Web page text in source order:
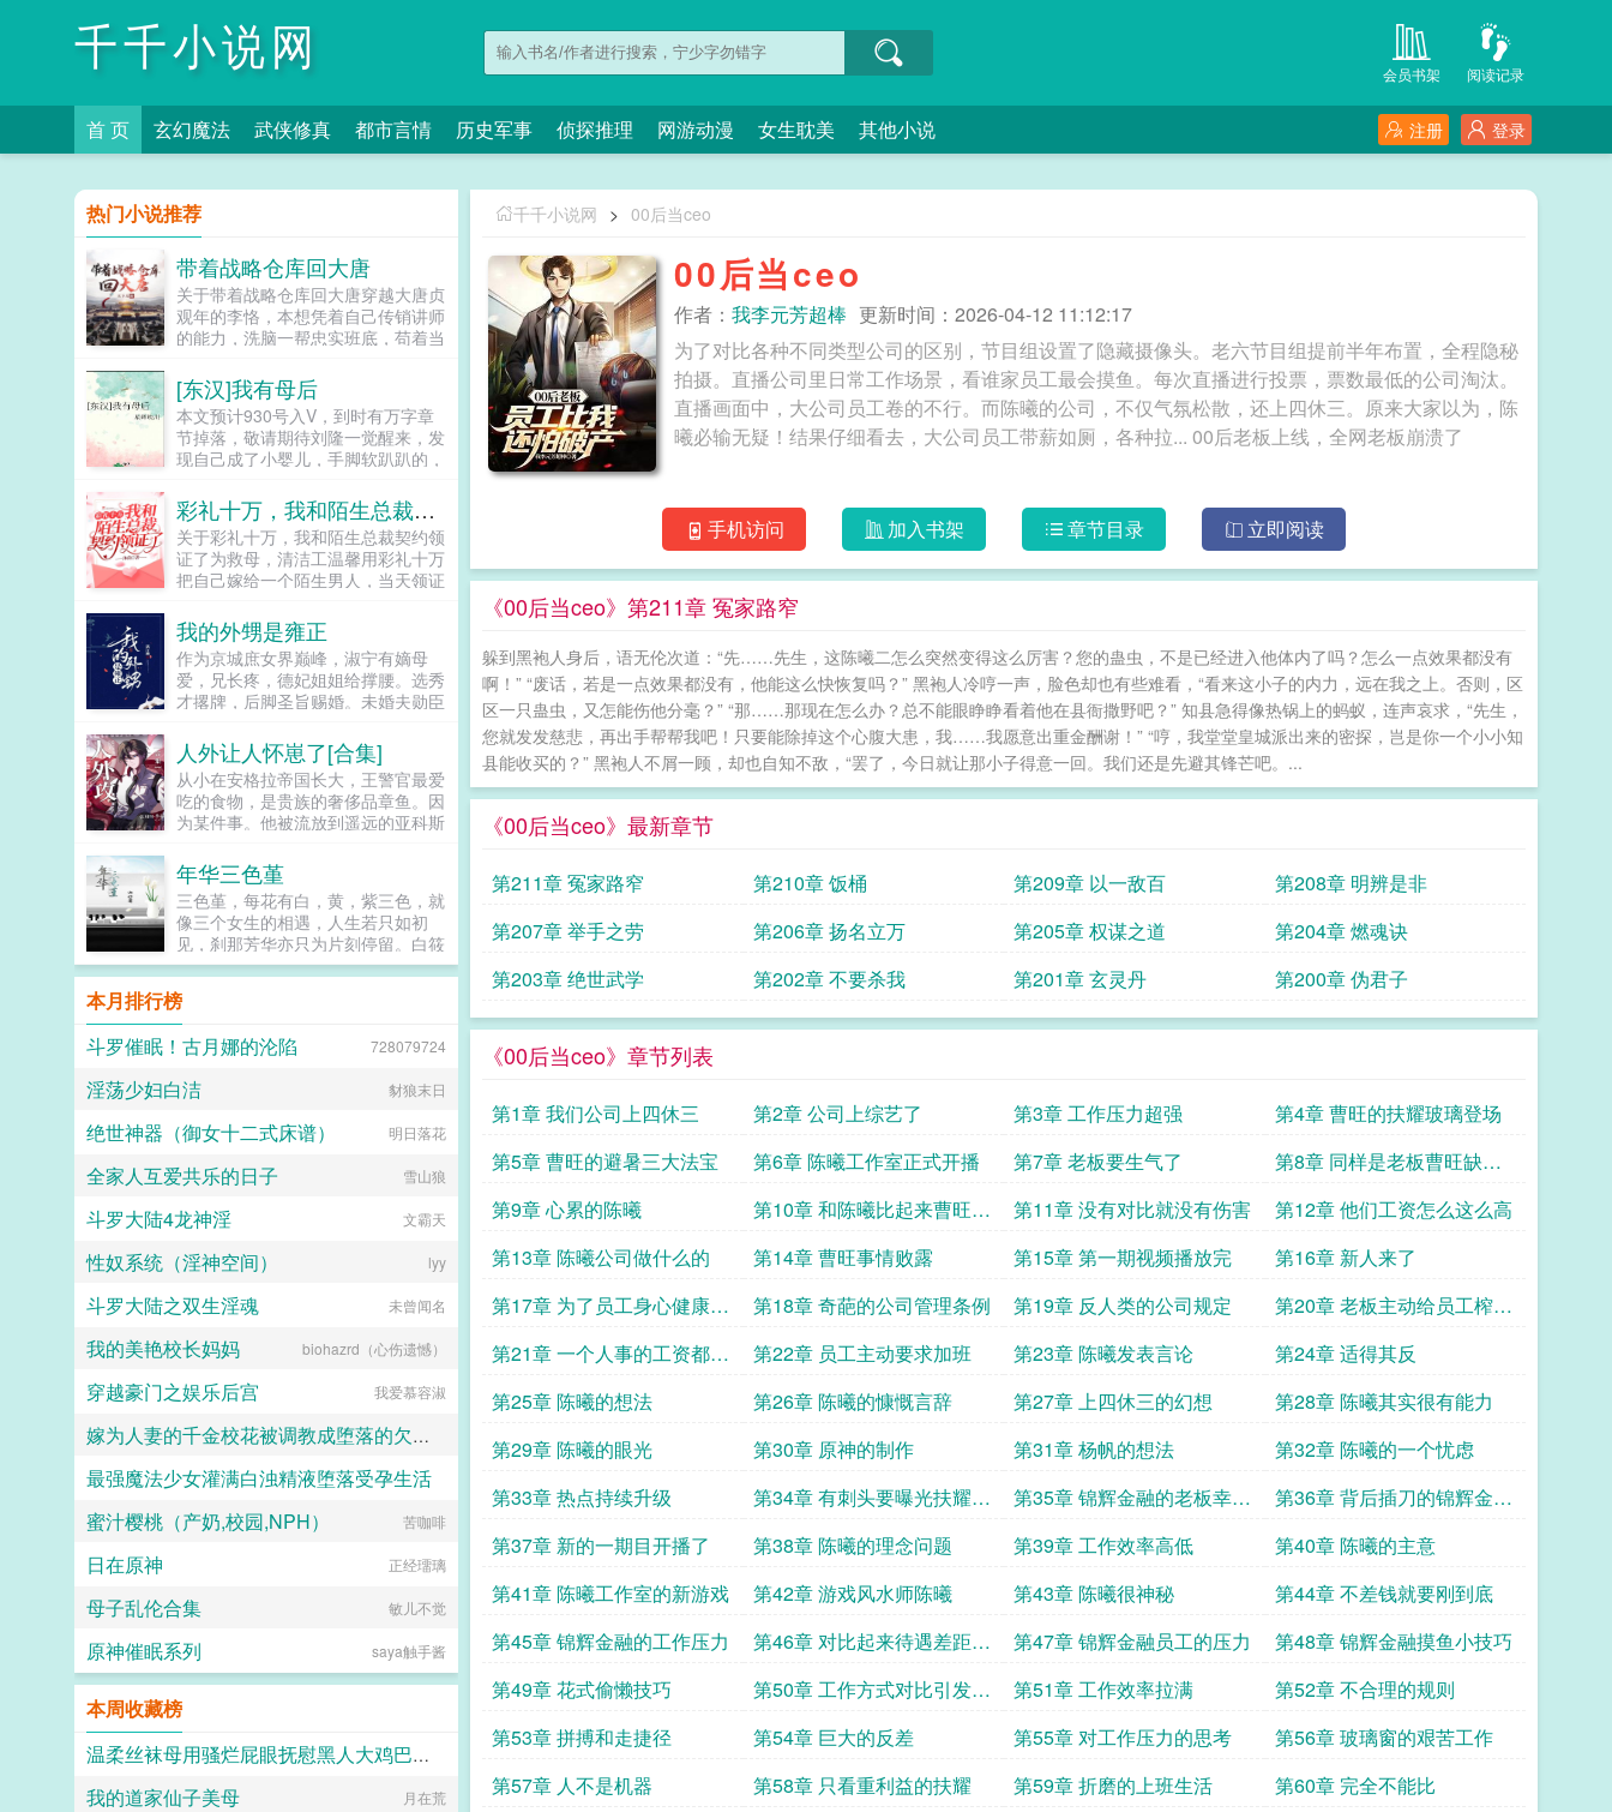
千千小说网 阅读记录
会员书架
首 页 玄幻魔法 武侠修真 都市言情 历史军事 侦探推理 网游动漫 女生耽美 其他小说 登录
注册
千千小说网 > 00后当ceo
00后当ceo
作者： 我李元芳超棒 更新时间：2026-04-12 11:12:17
为了对比各种不同类型公司的区别，节目组设置了隐藏摄像头。老六节目组提前半年布置，全程隐秘
拍摄。直播公司里日常工作场景，看谁家员工最会摸鱼。每次直播进行投票，票数最低的公司淘汰。
直播画面中，大公司员工卷的不行。而陈曦的公司，不仅气氛松散，还上四休三。原来大家以为，陈
曦必输无疑！结果仔细看去，大公司员工带薪如厕，各种拉... 00后老板上线，全网老板崩溃了
手机访问 加入书架 章节目录 立即阅读
《00后当ceo》第211章 冤家路窄
躲到黑袍人身后，语无伦次道：“先……先生，这陈曦二怎么突然变得这么厉害？您的蛊虫，不是已经进入他体内了吗？怎么一点效果都没有
啊！” “废话，若是一点效果都没有，他能这么快恢复吗？” 黑袍人冷哼一声，脸色却也有些难看，“看来这小子的内力，远在我之上。否则，区
区一只蛊虫，又怎能伤他分毫？” “那……那现在怎么办？总不能眼睁睁看着他在县衙撒野吧？” 知县急得像热锅上的蚂蚁，连声哀求，“先生，
您就发发慈悲，再出手帮帮我吧！只要能除掉这个心腹大患，我……我愿意出重金酬谢！” “哼，我堂堂皇城派出来的密探，岂是你一个小小知
县能收买的？” 黑袍人不屑一顾，却也自知不敌，“罢了，今日就让那小子得意一回。我们还是先避其锋芒吧。...
《00后当ceo》最新章节
第211章 冤家路窄 第210章 饭桶 第209章 以一敌百
第208章 明辨是非
第207章 举手之劳
第206章 扬名立万 第205章 权谋之道
第204章 燃魂诀
第203章 绝世武学
第202章 不要杀我 第201章 玄灵丹 第200章 伪君子
《00后当ceo》章节列表
第1章 我们公司上四休三 第2章 公司上综艺了 第3章 工作压力超强
第4章 曹旺的扶耀玻璃登场
第5章 曹旺的避暑三大法宝
第6章 陈曦工作室正式开播 第7章 老板要生气了
第8章 同样是老板曹旺缺了
德
第9章 心累的陈曦
第10章 和陈曦比起来曹旺简
直不是人
第11章 没有对比就没有伤害
第12章 他们工资怎么这么高
第13章 陈曦公司做什么的
第14章 曹旺事情败露 第15章 第一期视频播放完
第16章 新人来了
第17章 为了员工身心健康不
允许加班
第18章 奇葩的公司管理条例 第19章 反人类的公司规定
第20章 老板主动给员工榨果
汁
第21章 一个人事的工资都这
么高
第22章 员工主动要求加班 第23章 陈曦发表言论
第24章 适得其反
第25章 陈曦的想法
第26章 陈曦的慷慨言辞 第27章 上四休三的幻想
第28章 陈曦其实很有能力
第29章 陈曦的眼光
第30章 原神的制作 第31章 杨帆的想法
第32章 陈曦的一个忧虑
第33章 热点持续升级
第34章 有刺头要曝光扶耀玻
璃
第35章 锦辉金融的老板幸灾
乐祸曹旺
第36章 背后插刀的锦辉金融
老板
第37章 新的一期目开播了 第38章 陈曦的理念问题 第39章 工作效率高低
第40章 陈曦的主意
第41章 陈曦工作室的新游戏
第42章 游戏风水师陈曦 第43章 陈曦很神秘
第44章 不差钱就要刚到底
第45章 锦辉金融的工作压力
第46章 对比起来待遇差距太
大
第47章 锦辉金融员工的压力
第48章 锦辉金融摸鱼小技巧
第49章 花式偷懒技巧
第50章 工作方式对比引发的
思考
第51章 工作效率拉满
第52章 不合理的规则
第53章 拼搏和走捷径
第54章 巨大的反差 第55章 对工作压力的思考
第56章 玻璃窗的艰苦工作
第57章 人不是机器
第58章 只看重利益的扶耀 第59章 折磨的上班生活
第60章 完全不能比
热门小说推荐
带着战略仓库回大唐
关于带着战略仓库回大唐穿越大唐贞
观年的李恪，本想凭着自己传销讲师
的能力，洗脑一帮忠实班底，苟着当
后，却发现自己还带来了一整个国家
战略储备仓库。于是李恪彻底放飞了
自我，要当就得当个天不怕地不怕的
逍遥王爷！先整个报纸，刷刷名声。
再整个炼铁厂，掌控大唐钢铁炼制，
和府兵谋个福利，团结一切可团结之
人。当长孙老阴人想要针对李恪的时
候，却发现，除了朝堂之上，外面已
经都是李恪了。等李恪搞定一切，可
朕已经封你当太子了。李恪别啊，那
个皇帝，狗都不当。...
[东汉]我有母后
本文预计930号入V，到时有万字章
节掉落，敬请期待刘隆一觉醒来，发
现自己成了小婴儿，手脚软趴趴的，
料到自己的结局，是被推翻呢，还是
被推翻呢。躺平，毁灭吧。等等，他
的母后...
彩礼十万，我和陌生总裁契约领证了
关于彩礼十万，我和陌生总裁契约领
证了为救母，清洁工温馨用彩礼十万
把自己嫁给一个陌生男人，当天领证
着一辆破自行车就来领证。都说防火
防盗防闺蜜，可她天天就防他。喂！
女人，吃了臭豆腐必须刷牙！喂！女
人，马桶用了要消毒呀！有人说，总
裁大人一表人才，不近女色，是南城
狂丑陋，又穷又闷骚直到真相大白
天，温馨，你家老公的胡子飞了！
天，温馨，你家老公脸上的刀疤移位
了！天，温馨你家老公开的竟然是迈
是总裁！温馨看着人群中簇拥的俊美
男人，攥紧拳头...
我的外甥是雍正
作为京城庶女界巅峰，淑宁有嫡母
爱，兄长疼，德妃姐姐给撑腰。选秀
才撂牌，后脚圣旨赐婚。未婚夫勋臣
众人艳羡，淑宁也觉得自己有福。直
到她点亮了预知梦的金手指，才知道
金龟婿眼...
人外让人怀崽了[合集]
从小在安格拉帝国长大，王警官最爱
吃的食物，是贵族的奢侈品章鱼。因
为某件事。他被流放到遥远的亚科斯
岛上发生血案。法医诊断死因非人
为，而应该来自某种纲足科海洋软体
动物...
年华三色堇
三色堇，每花有白，黄，紫三色，就
像三个女生的相遇，人生若只如初
见，刹那芳华亦只为片刻停留。白筱
筱，灵气，纯净。爸爸的离世，给她
的生活造成了持久的影响，乔宇的相
伴，在她内心激起了怎样的涟漪？黄
安奕，活泼，开朗。但妈妈长期的错
误教育方式，歇斯底里的争吵，她选
牙尖嘴利。可是，这样的背后，却是
从？年华三色堇，当她们相遇，人生
盛宴，只为祭奠...
本月排行榜
斗罗催眠！古月娜的沦陷
728079724
淫荡少妇白洁 豺狼末日
绝世神器（御女十二式床谱） 明日落花
全家人互爱共乐的日子 雪山狼
斗罗大陆4龙神淫 文霸天
性奴系统（淫神空间） lyy
斗罗大陆之双生淫魂 未曾闻名
我的美艳校长妈妈 biohazrd（心伤遗憾）
穿越豪门之娱乐后宫 我爱慕容淑
嫁为人妻的千金校花被调教成堕落的欠肏肥臀母猪
yeqingxuan
最强魔法少女灌满白浊精液堕落受孕生活
水少多文酱
蜜汁樱桃（产奶,校园,NPH） 苦咖啡
日在原神 正经璢璃
母子乱伦合集 敏儿不觉
原神催眠系列 saya触手酱
本周收藏榜
温柔丝袜母用骚烂屁眼抚慰黑人大鸡巴的淫乱群交摄影记录
佚名
我的道家仙子美母 月在荒